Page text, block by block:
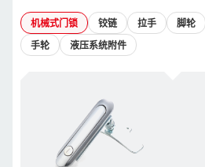
机械式门锁 铰链 拉手 脚轮
手轮
液压系统附件